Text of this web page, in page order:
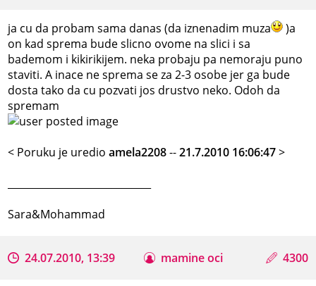
ja cu da probam sama danas (da iznenadim muza
)a
on kad sprema bude slicno ovome na slici i sa
bademom i kikirikijem. neka probaju pa nemoraju puno
staviti. A inace ne sprema se za 2-3 osobe jer ga bude
dosta tako da cu pozvati jos drustvo neko. Odoh da
spremam
< Poruku je uredioamela2208--21.7.2010 16:06:47>
Sara&Mohammad
24.07.2010, 13:39 mamine oci 4300